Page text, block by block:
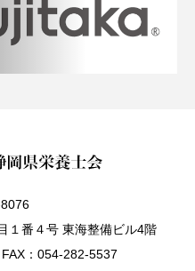
１番４号 東海整備ビル4階
：054-282-5537